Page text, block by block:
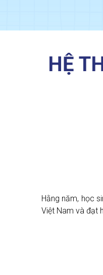
HỆ
Hằng năm, học
Việt Nam và đạt